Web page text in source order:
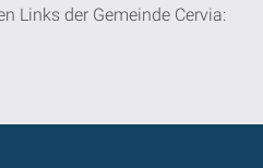
Links der Gemeinde Cervia: